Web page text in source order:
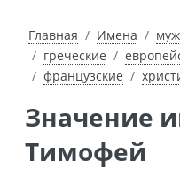
Главная Имена
греческие
французские
Значение имени
Тимофей